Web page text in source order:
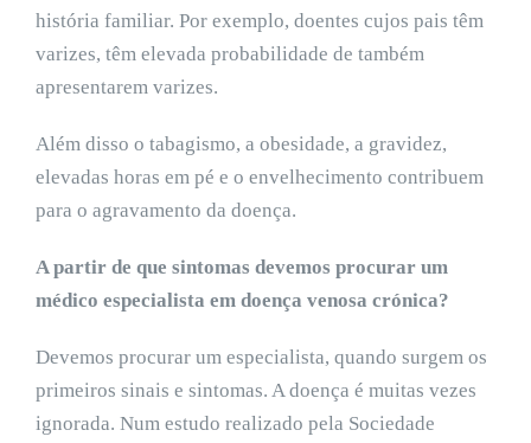
história familiar. Por exemplo, doentes cujos pais têm
varizes, têm elevada probabilidade de também
apresentarem varizes.
Além disso o tabagismo, a obesidade, a gravidez,
elevadas horas em pé e o envelhecimento contribuem
para o agravamento da doença.
A partir de que sintomas devemos procurar um
médico especialista em doença venosa crónica?
Devemos procurar um especialista, quando surgem os
primeiros sinais e sintomas. A doença é muitas vezes
ignorada. Num estudo realizado pela Sociedade